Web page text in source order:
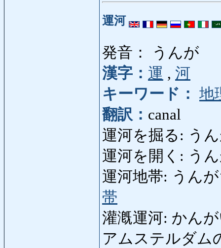
運河
発音： うんが
漢字： 運 , 河
キーワード： 地
翻訳： canal
運河を掘る: う
運河を開く: う
運河地帯: うん
帯
灌漑運河: かん
アムステルダム